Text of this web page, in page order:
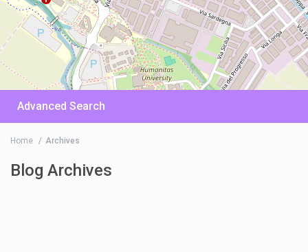
Advanced Search
Home Archives
Blog Archives